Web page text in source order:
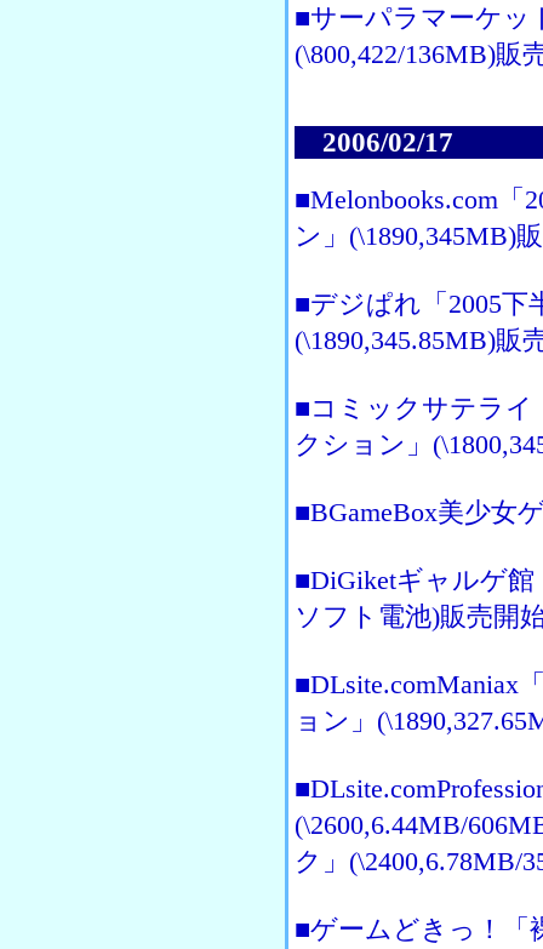
■サーパラマーケッ
(\800,422/136MB)販
2006/02/17
■Melonbooks.com
ン」(\1890,345MB)
■デジぱれ「2005
(\1890,345.85MB)販
■コミックサテライ
クション」
■BGameBox美少女
■DiGiketギャルゲ館
ソフト電池)販売開
■DLsite.comManiax
ョン」
(\2600,6.44MB/
ク」(\2400,6.78MB/
■ゲームどきっ！「